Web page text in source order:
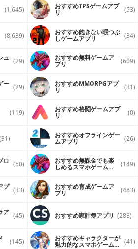
(1,645) おすすめTPSゲームアプ
リ (53)
(8,639) おすすめ飽きない暇つぶ
しゲームアプリ (34)
ュ (29) おすすめ無料ゲームア
プリ (609)
ー (29) おすすめ MMORPGアプ
リ (31)
(119) おすすめ格闘ゲームアプ
リ (0)
(31) おすすめオフラインゲー
ムアプリ (26)
ロ (50) おすすめ無課金でも楽
しめるスマホゲームア (149)
プ (33) おすすめ育成ゲームア
プリ (483)
ア (45) おすすめ家計簿アプリ (288)
(145) おすすめキャラクターが
魅力的なスマホゲームア (41)